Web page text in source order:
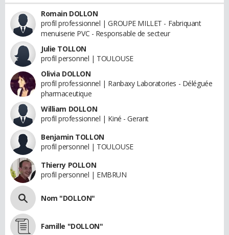
Romain DOLLON
profil professionnel | GROUPE MILLET - Fabriquant
menuiserie PVC - Responsable de secteur
Julie TOLLON
profil personnel | TOULOUSE
Olivia DOLLON
profil professionnel | Ranbaxy Laboratories - Déléguée
pharmaceutique
William DOLLON
profil professionnel | Kiné - Gerant
Benjamin TOLLON
profil personnel | TOULOUSE
Thierry POLLON
profil personnel | EMBRUN
Nom "DOLLON"
Famille "DOLLON"